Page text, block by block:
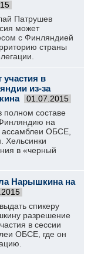
Патрушев
может
с Финляндией
страны
участия в
из-за
01.07.2015
полном составе
Финляндию на
ОБСЕ,
Хельсинки
в «черный
Нарышкина на
спикеру
разрешение
в сессии
ОБСЕ, где он